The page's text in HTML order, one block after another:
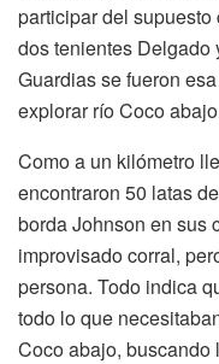
participar del
dos tenientes Delgado
Guardias se fueron
explorar río Coco
Como a un kilómetro
encontraron 50 latas
borda Johnson en sus
improvisado corral,
persona. Todo indica
todo lo que
Coco abajo, buscando